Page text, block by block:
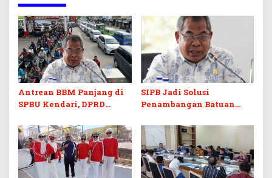
Antrean BBM Panjang di
SPBU Kendari, DPRD
Barcode Curang
SIPB Jadi Solusi
Penambangan Batuan
di Sultra